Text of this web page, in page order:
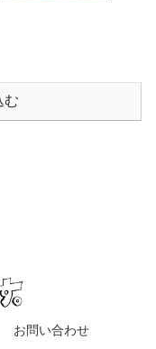
む
お問い合わせ